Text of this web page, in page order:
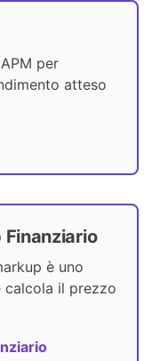
per
atteso
Finanziario
è uno
calcola il prezzo